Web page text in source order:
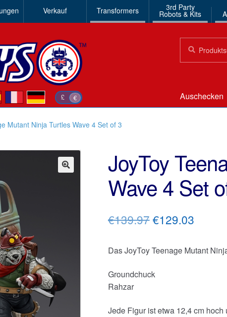
Verkauf Transformers 3rd Party
Robots & Kits
nach:
£ €
de Auschecken
Mutant Ninja Turtles Wave 4 Set of 3
JoyToy
Wave 4 Set
€139.97Ursprünglicher
war:
€139.97
€129.03
ist:
Das JoyToy Teenage Mutant
Groundchuck
Rahzar
Jede Figur ist etwa 12,4 cm